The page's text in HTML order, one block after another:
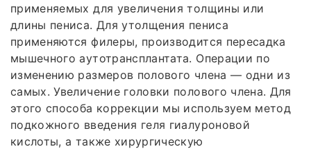
применяемых для увеличения толщины или
длины пениса. Для утолщения пениса
применяются филеры, производится пересадка
мышечного аутотрансплантата. Операции по
изменению размеров полового члена — одни из
самых. Увеличение головки полового члена. Для
этого способа коррекции мы используем метод
подкожного введения геля гиалуроновой
кислоты, а также хирургическую